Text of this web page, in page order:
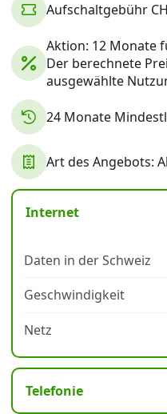
Über uns
Datenschutz
Aufschaltgebühr
Aktion: 12 Monate
Der berechnete
ausgewählte
24 Monate
Art des Angebots:
Internet
Daten in der Schweiz
Geschwindigkeit
Netz
Telefonie